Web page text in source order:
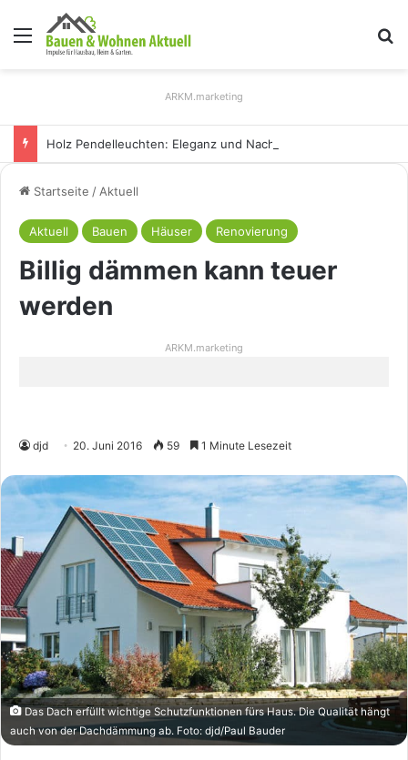
Menü
ARKM.marketing
Startseite / Aktuell
Aktuell Bauen Häuser Renovierung
Billig dämmen kann teuer
werden
ARKM.marketing
djd 20. Juni 2016 59 1 Minute Lesezeit
Das Dach erfüllt wichtige Schutzfunktionen fürs Haus. Die Qualität hängt
auch von der Dachdämmung ab. Foto: djd/Paul Bauder